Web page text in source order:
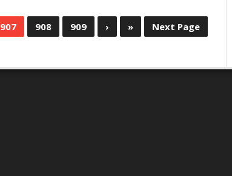
907 908 909 › » Next Page